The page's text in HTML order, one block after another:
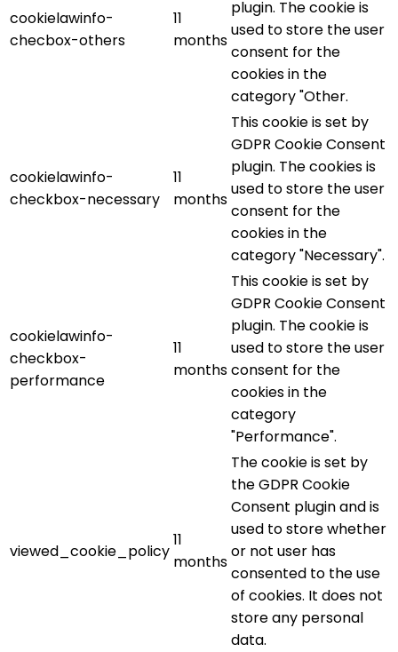
cookielawinfo-
checbox-others
11
months
plugin. The cookie is
used to store the user
consent for the
cookies in the
category "Other.
cookielawinfo-
checkbox-necessary
11
months
This cookie is set by
GDPR Cookie Consent
plugin. The cookies is
used to store the user
consent for the
cookies in the
category "Necessary".
cookielawinfo-
checkbox-
performance
11
months
This cookie is set by
GDPR Cookie Consent
plugin. The cookie is
used to store the user
consent for the
cookies in the
category
"Performance".
viewed_cookie_policy
11
months
The cookie is set by
the GDPR Cookie
Consent plugin and is
used to store whether
or not user has
consented to the use
of cookies. It does not
store any personal
data.